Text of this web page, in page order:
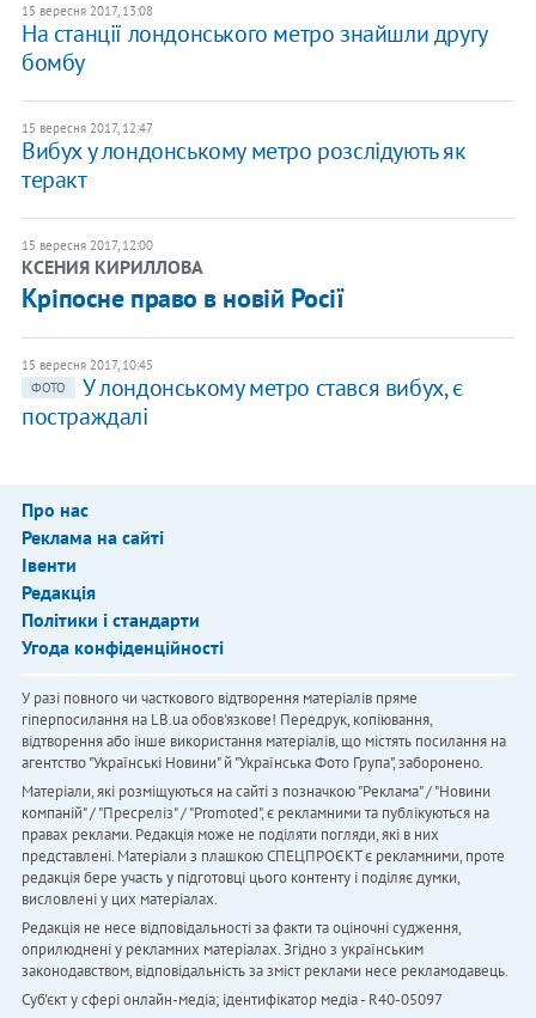
15 вересня 2017, 13:08
На станції лондонського метро знайшли другу
бомбу
15 вересня 2017, 12:47
Вибух у лондонському метро розслідують як
теракт
15 вересня 2017, 12:00
КСЕНИЯ КИРИЛЛОВА
Кріпосне право в новій Росії
15 вересня 2017, 10:45
ФОТО
У лондонському метро стався вибух, є
постраждалі
Про нас
Реклама на сайті
Івенти
Редакція
Політики і стандарти
Угода конфіденційності
У разі повного чи часткового відтворення матеріалів пряме
гіперпосилання на LB.ua обов'язкове! Передрук, копіювання,
відтворення або інше використання матеріалів, що містять посилання на
агентство "Українськi Новини" й "Українська Фото Група", заборонено.
Матеріали, які розміщуються на сайті з позначкою "Реклама" / "Новини
компаній" / "Пресреліз" / "Promoted", є рекламними та публікуються на
правах реклами. Редакція може не поділяти погляди, які в них
представлені. Матеріали з плашкою СПЕЦПРОЄКТ є рекламними, проте
редакція бере участь у підготовці цього контенту і поділяє думки,
висловлені у цих матеріалах.
Редакція не несе відповідальності за факти та оціночні судження,
оприлюднені у рекламних матеріалах. Згідно з українським
законодавством, відповідальність за зміст реклами несе рекламодавець.
Cуб'єкт у сфері онлайн-медіа; ідентифікатор медіа - R40-05097